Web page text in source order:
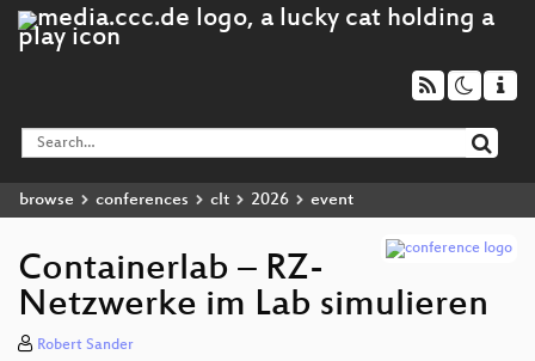
browse conferences clt 2026 event
Containerlab – RZ-
Netzwerke im Lab simulieren
Robert Sander